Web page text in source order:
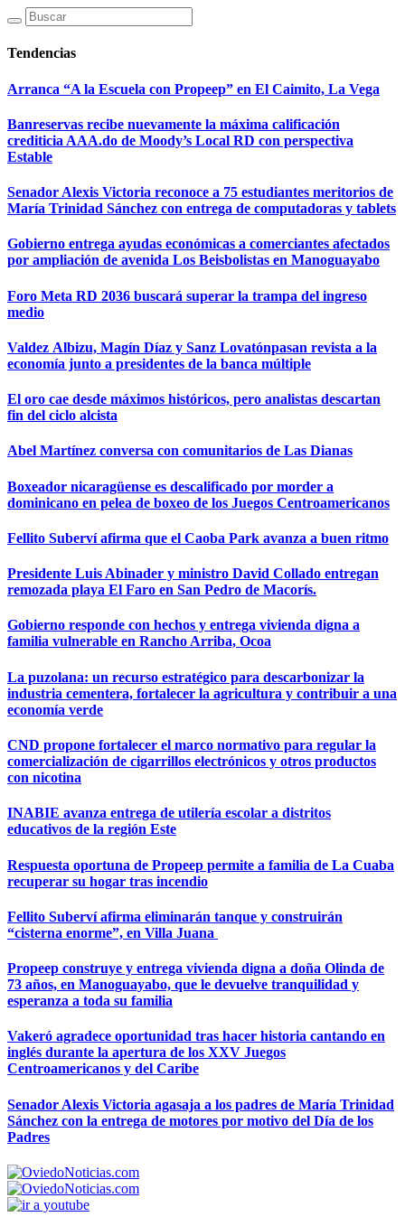
Tendencias
Arranca “A la Escuela con Propeep” en El Caimito, La Vega
Banreservas recibe nuevamente la máxima calificación
crediticia AAA.do de Moody’s Local RD con perspectiva
Estable
Senador Alexis Victoria reconoce a 75 estudiantes meritorios de
María Trinidad Sánchez con entrega de computadoras y tablets
Gobierno entrega ayudas económicas a comerciantes afectados
por ampliación de avenida Los Beisbolistas en Manoguayabo
Foro Meta RD 2036 buscará superar la trampa del ingreso
medio
Valdez Albizu, Magín Díaz y Sanz Lovatónpasan revista a la
economía junto a presidentes de la banca múltiple
El oro cae desde máximos históricos, pero analistas descartan
fin del ciclo alcista
Abel Martínez conversa con comunitarios de Las Dianas
Boxeador nicaragüense es descalificado por morder a
dominicano en pelea de boxeo de los Juegos Centroamericanos
Fellito Suberví afirma que el Caoba Park avanza a buen ritmo
Presidente Luis Abinader y ministro David Collado entregan
remozada playa El Faro en San Pedro de Macorís.
Gobierno responde con hechos y entrega vivienda digna a
familia vulnerable en Rancho Arriba, Ocoa
La puzolana: un recurso estratégico para descarbonizar la
industria cementera, fortalecer la agricultura y contribuir a una
economía verde
CND propone fortalecer el marco normativo para regular la
comercialización de cigarrillos electrónicos y otros productos
con nicotina
INABIE avanza entrega de utilería escolar a distritos
educativos de la región Este
Respuesta oportuna de Propeep permite a familia de La Cuaba
recuperar su hogar tras incendio
Fellito Suberví afirma eliminarán tanque y construirán
“cisterna enorme”, en Villa Juana
Propeep construye y entrega vivienda digna a doña Olinda de
73 años, en Manoguayabo, que le devuelve tranquilidad y
esperanza a toda su familia
Vakeró agradece oportunidad tras hacer historia cantando en
inglés durante la apertura de los XXV Juegos
Centroamericanos y del Caribe
Senador Alexis Victoria agasaja a los padres de María Trinidad
Sánchez con la entrega de motores por motivo del Día de los
Padres